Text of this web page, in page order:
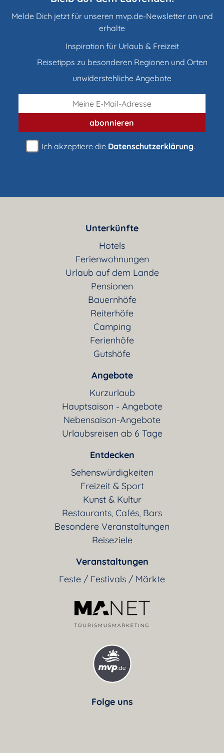
Melde Dich jetzt für unseren mvp.de-Newsletter an und
erhalte
Inspiration für Urlaub & Freizeit
Reisetipps zu besonderen Regionen und Orten
unwiderstehliche Angebote
abonnieren
Ich akzeptiere die Datenschutzerklärung.
Unterkünfte
Hotels
Ferienwohnungen
Urlaub auf dem Lande
Pensionen
Bauernhöfe
Reiterhöfe
Camping
Ferienhöfe
Gutshöfe
Angebote
Kurzurlaub
Hauptsaison - Angebote
Nebensaison-Angebote
Urlaubsreisen ab 6 Tage
Entdecken
Sehenswürdigkeiten
Freizeit & Sport
Kunst & Kultur
Restaurants, Cafés, Bars
Besondere Veranstaltungen
Reiseziele
Veranstaltungen
Feste / Festivals / Märkte
Folge uns